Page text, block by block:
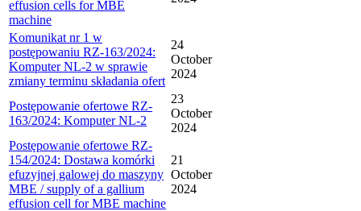
effusion cells for MBE
machine
Komunikat nr 1 w
postępowaniu RZ-163/2024:
Komputer NL-2 w sprawie
zmiany terminu składania ofert
24
October
2024
Postępowanie ofertowe RZ-
163/2024: Komputer NL-2
23
October
2024
Postępowanie ofertowe RZ-
154/2024: Dostawa komórki
efuzyjnej galowej do maszyny
MBE / supply of a gallium
effusion cell for MBE machine
21
October
2024